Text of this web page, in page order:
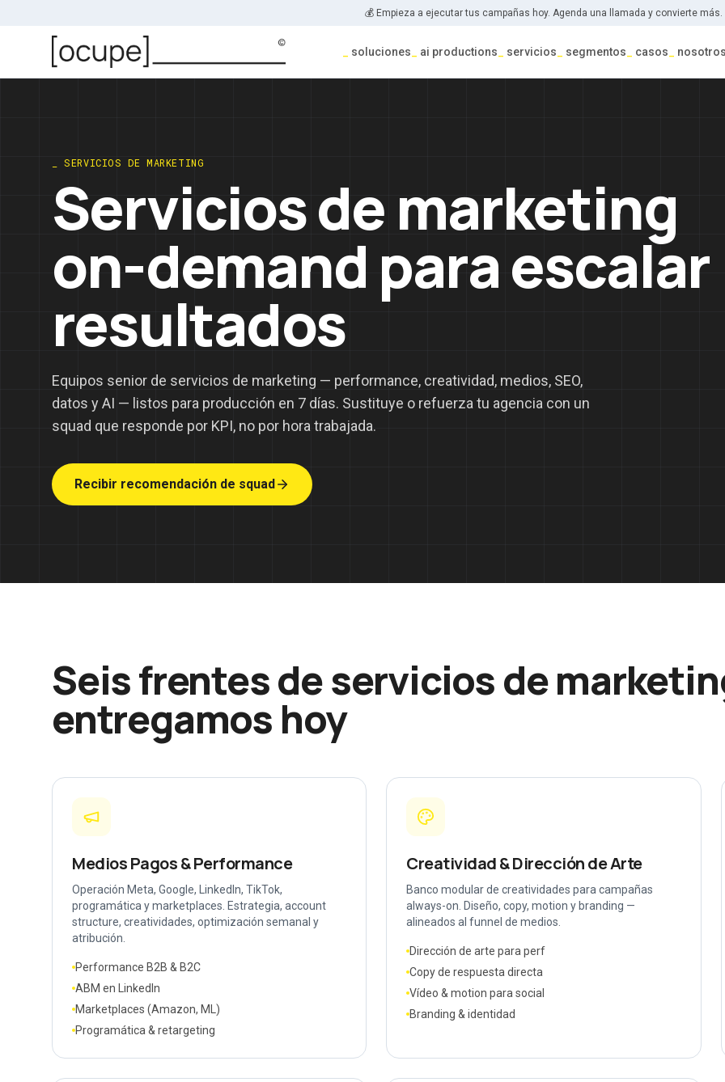
💰 Empieza a ejecutar tus campañas hoy. Agenda una llamada y convierte más.
soluciones ai productions servicios segmentos casos
_ SERVICIOS DE MARKETING
Servicios de marketing
on-demand para escalar
resultados
Equipos senior de servicios de marketing — performance, creatividad, medios, SEO,
datos y AI — listos para producción en 7 días. Sustituye o refuerza tu agencia con un
squad que responde por KPI, no por hora trabajada.
Recibir recomendación de squad
Seis frentes de servicios de
entregamos hoy
Medios Pagos & Performance
Operación Meta, Google, LinkedIn, TikTok,
programática y marketplaces. Estrategia, account
structure, creatividades, optimización semanal y
atribución.
Performance B2B & B2C
ABM en LinkedIn
Marketplaces (Amazon, ML)
Programática & retargeting
Creatividad & Dirección de Arte
Banco modular de creatividades para campañas
always-on. Diseño, copy, motion y branding —
alineados al funnel de medios.
Dirección de arte para perf
Copy de respuesta directa
Vídeo & motion para social
Branding & identidad